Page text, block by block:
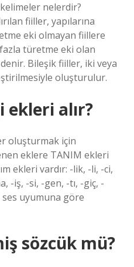
nelerdir?
fiiller, yapılarına
eki olmayan fiillere
türetme eki olan
Bileşik fiiller, iki veya
oluşturulur.
ekleri alır?
oluşturmak için
eklere TANIM ekleri
ekleri vardır: -lik, -li, -ci,
-iş, -si, -gen, -tı, -giç, -
uyumuna göre
sözcük mü?